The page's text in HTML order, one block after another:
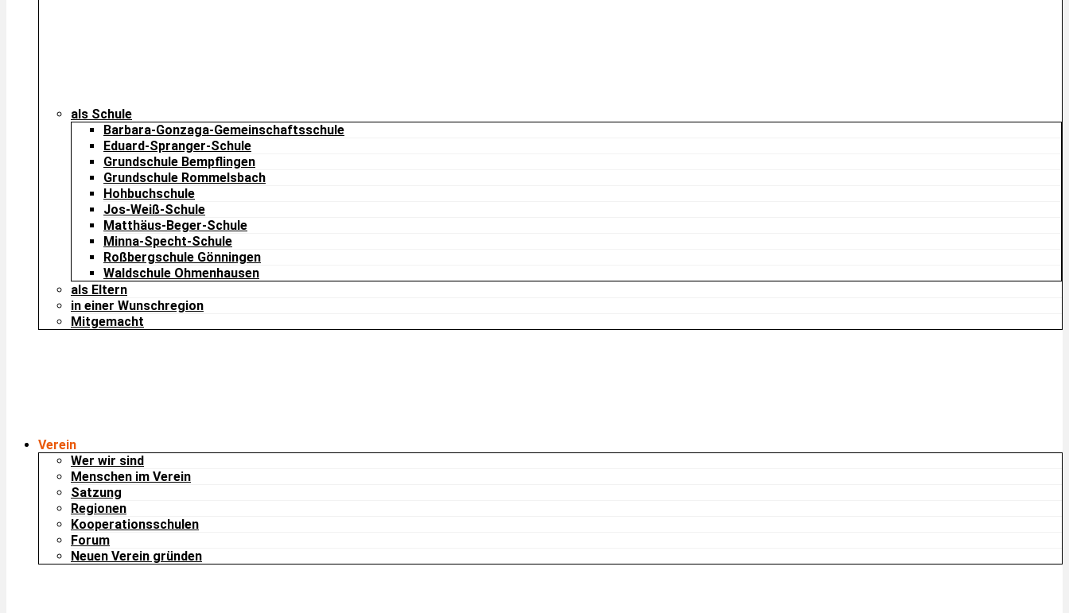
als Schule
Barbara-Gonzaga-Gemeinschaftsschule
Eduard-Spranger-Schule
Grundschule Bempflingen
Grundschule Rommelsbach
Hohbuchschule
Jos-Weiß-Schule
Matthäus-Beger-Schule
Minna-Specht-Schule
Roßbergschule Gönningen
Waldschule Ohmenhausen
als Eltern
in einer Wunschregion
Mitgemacht
Verein
Wer wir sind
Menschen im Verein
Satzung
Regionen
Kooperationsschulen
Forum
Neuen Verein gründen